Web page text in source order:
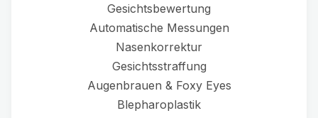
Gesichtsbewertung
Automatische Messungen
Nasenkorrektur
Gesichtsstraffung
Augenbrauen & Foxy Eyes
Blepharoplastik